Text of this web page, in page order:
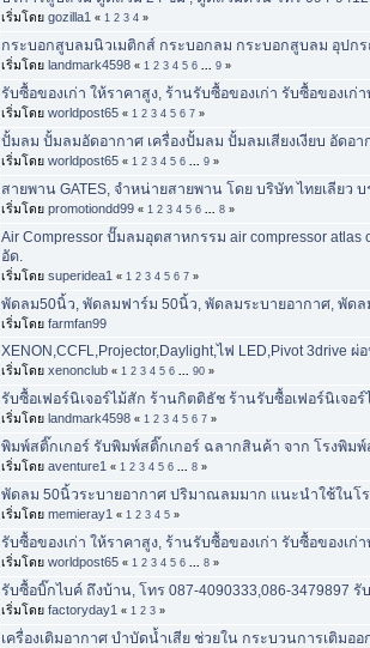
เริ่มโดย gozilla1 « 1 2 3 4 »
กระบอกสูบลมนิวเมติกส์ กระบอกลม กระบอกสูบลม อุปก
เริ่มโดย landmark4598 « 1 2 3 4 5 6 9 »
รับซื้อของเก่า ให้ราคาสูง, ร้านรับซื้อของเก่า รับซื้อของเก่
เริ่มโดย worldpost65 « 1 2 3 4 5 6 7 »
ปั้มลม ปั้มลมอัดอากาศ เครื่องปั้มลม ปั้มลมเสียงเงียบ อัดอ
เริ่มโดย worldpost65 « 1 2 3 4 5 6 9 »
สายพาน GATES, จำหน่ายสายพาน โดย บริษัท ไทยเลียว
เริ่มโดย promotiondd99 « 1 2 3 4 5 6 8 »
Air Compressor ปั๊มลมอุตสาหกรรม air compressor
อัด.
เริ่มโดย superidea1 « 1 2 3 4 5 6 7 »
พัดลม50นิ้ว, พัดลมฟาร์ม 50นิ้ว, พัดลมระบายอากาศ, พัด
เริ่มโดย farmfan99
XENON,CCFL,Projector,Daylight,ไฟ LED,Pivot 3drive ผ่
เริ่มโดย xenonclub « 1 2 3 4 5 6 90 »
รับซื้อเฟอร์นิเจอร์ไม้สัก ร้านกิตติธัช ร้านรับซื้อเฟอร์นิเจอร์
เริ่มโดย landmark4598 « 1 2 3 4 5 6 7 »
พิมพ์สติ๊กเกอร์ รับพิมพ์สติ๊กเกอร์ ฉลากสินค้า จาก โรงพิมพ์
เริ่มโดย aventure1 « 1 2 3 4 5 6 8 »
พัดลม 50นิ้วระบายอากาศ ปริมาณลมมาก แนะนำใช้ในโ
เริ่มโดย memieray1 « 1 2 3 4 5 »
รับซื้อของเก่า ให้ราคาสูง, ร้านรับซื้อของเก่า รับซื้อของเก่
เริ่มโดย worldpost65 « 1 2 3 4 5 6 8 »
รับซื้อบิ๊กไบค์ ถึงบ้าน, ‎โทร 087-4090333,086-3479897
เริ่มโดย factoryday1 « 1 2 3 »
เครื่องเติมอากาศ บำบัดน้ำเสีย ช่วยใน กระบวนการเติมอ